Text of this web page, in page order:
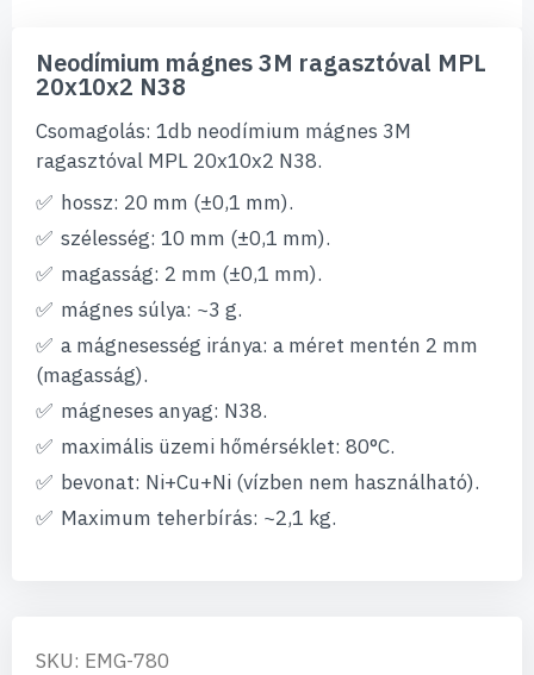
képgaléria
elejére
Neodímium mágnes 3M ragasztóval MPL
20x10x2 N38
Csomagolás: 1db neodímium mágnes 3M
ragasztóval MPL 20x10x2 N38.
hossz: 20 mm (±0,1 mm).
szélesség: 10 mm (±0,1 mm).
magasság: 2 mm (±0,1 mm).
mágnes súlya: ~3 g.
a mágnesesség iránya: a méret mentén 2 mm
(magasság).
mágneses anyag: N38.
maximális üzemi hőmérséklet: 80°C.
bevonat: Ni+Cu+Ni (vízben nem használható).
Maximum teherbírás: ~2,1 kg.
SKU: EMG-780